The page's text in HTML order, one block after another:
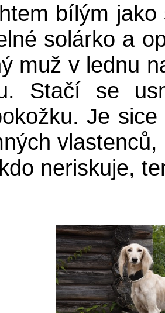
bílým
solárko a
muž v lednu
Stačí se
Je
neriskuje,